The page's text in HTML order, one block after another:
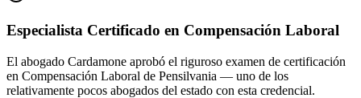
Especialista Certificado en Compensación Laboral
El abogado Cardamone aprobó el riguroso examen de certificación
en Compensación Laboral de Pensilvania — uno de los
relativamente pocos abogados del estado con esta credencial.